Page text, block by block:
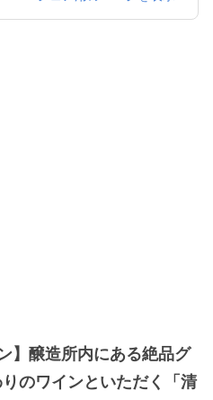
】醸造所内にある絶品グ
のワインといただく「清